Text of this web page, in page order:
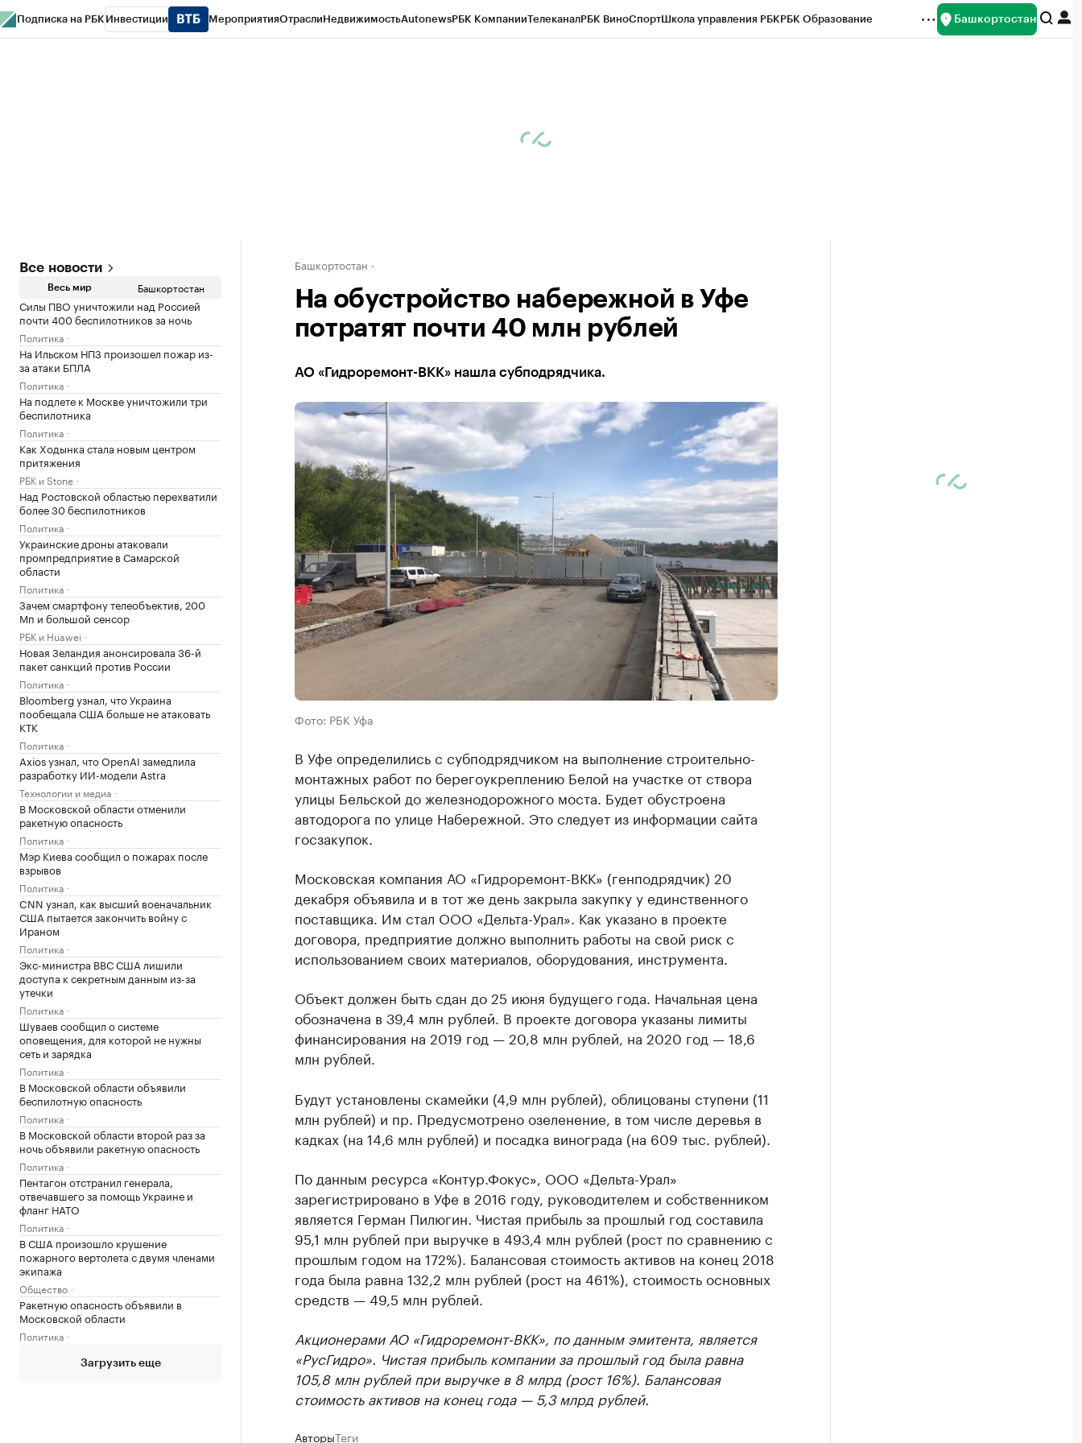
Подписка на РБК Инвестиции МероприятияОтраслиНедвижимостьAutonewsРБК КомпанииТелеканалРБК ВиноСпортШкола управления РБКРБК Образование Башкортостан
Все новости
Весь мир Башкортостан
Силы ПВО уничтожили над Россией
почти 400 беспилотников за ночь
Политика
На Ильском НПЗ произошел пожар из-
за атаки БПЛА
Политика
На подлете к Москве уничтожили три
беспилотника
Политика
Как Ходынка стала новым центром
притяжения
РБК и Stone
Над Ростовской областью перехватили
более 30 беспилотников
Политика
Украинские дроны атаковали
промпредприятие в Самарской
области
Политика
Зачем смартфону телеобъектив, 200
Мп и большой сенсор
РБК и Huawei
Новая Зеландия анонсировала 36-й
пакет санкций против России
Политика
Bloomberg узнал, что Украина
пообещала США больше не атаковать
КТК
Политика
Axios узнал, что OpenAI замедлила
разработку ИИ-модели Astra
Технологии и медиа
В Московской области отменили
ракетную опасность
Политика
Мэр Киева сообщил о пожарах после
взрывов
Политика
CNN узнал, как высший военачальник
США пытается закончить войну с
Ираном
Политика
Экс-министра ВВС США лишили
доступа к секретным данным из-за
утечки
Политика
Шуваев сообщил о системе
оповещения, для которой не нужны
сеть и зарядка
Политика
В Московской области объявили
беспилотную опасность
Политика
В Московской области второй раз за
ночь объявили ракетную опасность
Политика
Пентагон отстранил генерала,
отвечавшего за помощь Украине и
фланг НАТО
Политика
В США произошло крушение
пожарного вертолета с двумя членами
экипажа
Общество
Ракетную опасность объявили в
Московской области
Политика
Загрузить еще
Башкортостан
На обустройство набережной в Уфе
потратят почти 40 млн рублей
АО «Гидроремонт-ВКК» нашла субподрядчика.
Фото: РБК Уфа
В Уфе определились с субподрядчиком на выполнение строительно-
монтажных работ по берегоукреплению Белой на участке от створа
улицы Бельской до железнодорожного моста. Будет обустроена
автодорога по улице Набережной. Это следует из информации сайта
госзакупок.
Московская компания АО «Гидроремонт-ВКК» (генподрядчик) 20
декабря объявила и в тот же день закрыла закупку у единственного
поставщика. Им стал ООО «Дельта-Урал». Как указано в проекте
договора, предприятие должно выполнить работы на свой риск с
использованием своих материалов, оборудования, инструмента.
Объект должен быть сдан до 25 июня будущего года. Начальная цена
обозначена в 39,4 млн рублей. В проекте договора указаны лимиты
финансирования на 2019 год — 20,8 млн рублей, на 2020 год — 18,6
млн рублей.
Будут установлены скамейки (4,9 млн рублей), облицованы ступени (11
млн рублей) и пр. Предусмотрено озеленение, в том числе деревья в
кадках (на 14,6 млн рублей) и посадка винограда (на 609 тыс. рублей).
По данным ресурса «Контур.Фокус», ООО «Дельта-Урал»
зарегистрировано в Уфе в 2016 году, руководителем и собственником
является Герман Пилюгин. Чистая прибыль за прошлый год составила
95,1 млн рублей при выручке в 493,4 млн рублей (рост по сравнению с
прошлым годом на 172%). Балансовая стоимость активов на конец 2018
года была равна 132,2 млн рублей (рост на 461%), стоимость основных
средств — 49,5 млн рублей.
Акционерами АО «Гидроремонт-ВКК», по данным эмитента, является
«РусГидро». Чистая прибыль компании за прошлый год была равна
105,8 млн рублей при выручке в 8 млрд (рост 16%). Балансовая
стоимость активов на конец года — 5,3 млрд рублей.
АвторыТеги